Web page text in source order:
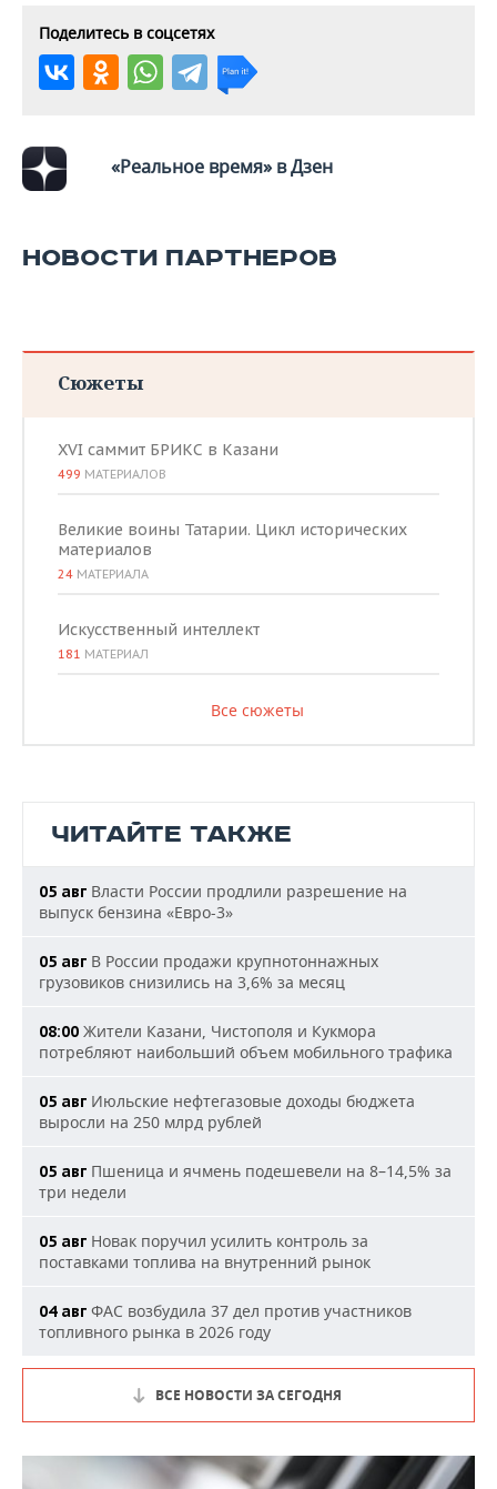
Поделитесь в соцсетях
«Реальное время» в Дзен
НОВОСТИ ПАРТНЕРОВ
Сюжеты
XVI саммит БРИКС в Казани
499 МАТЕРИАЛОВ
Великие воины Татарии. Цикл исторических
материалов
24 МАТЕРИАЛА
Искусственный интеллект
181 МАТЕРИАЛ
Все сюжеты
ЧИТАЙТЕ ТАКЖЕ
05 авг Власти России продлили разрешение на
выпуск бензина «Евро-3»
05 авг В России продажи крупнотоннажных
грузовиков снизились на 3,6% за месяц
08:00 Жители Казани, Чистополя и Кукмора
потребляют наибольший объем мобильного трафика
05 авг Июльские нефтегазовые доходы бюджета
выросли на 250 млрд рублей
05 авг Пшеница и ячмень подешевели на 8–14,5% за
три недели
05 авг Новак поручил усилить контроль за
поставками топлива на внутренний рынок
04 авг ФАС возбудила 37 дел против участников
топливного рынка в 2026 году
ВСЕ НОВОСТИ ЗА СЕГОДНЯ